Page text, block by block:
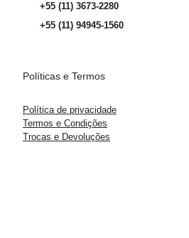
+55 (11) 3673-2280
+55 (11) 94945-1560
Políticas e Termos
Política de privacidade
Termos e Condições
Trocas e Devoluções